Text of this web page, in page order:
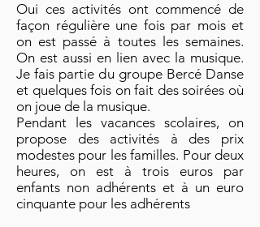
Oui ces activités ont commencé de
façon régulière une fois par mois et
on est passé à toutes les semaines.
On est aussi en lien avec la musique.
Je fais partie du groupe Bercé Danse
et quelques fois on fait des soirées où
on joue de la musique.
Pendant les vacances scolaires, on
propose des activités à des prix
modestes pour les familles. Pour deux
heures, on est à trois euros par
enfants non adhérents et à un euro
cinquante pour les adhérents